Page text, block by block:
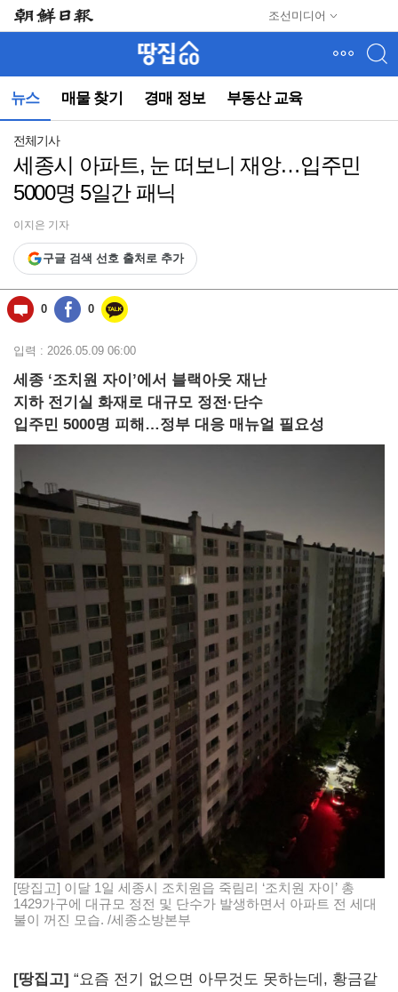
조선미디어
뉴스 매물 찾기 경매 정보 부동산 교육
뉴
(컨
동)
전체기사
세종시 아파트, 눈 떠보니 재앙…입주민
5000명 5일간 패닉
이지은 기자
구글 검색 선호 출처로 추가
0 0
입력 : 2026.05.09 06:00
세종 ‘조치원 자이’에서 블랙아웃 재난
지하 전기실 화재로 대규모 정전·단수
입주민 5000명 피해…정부 대응 매뉴얼 필요성
[땅집고] 이달 1일 세종시 조치원읍 죽림리 ‘조치원 자이’ 총
1429가구에 대규모 정전 및 단수가 발생하면서 아파트 전 세대
불이 꺼진 모습. /세종소방본부
[땅집고] “요즘 전기 없으면 아무것도 못하는데, 황금같